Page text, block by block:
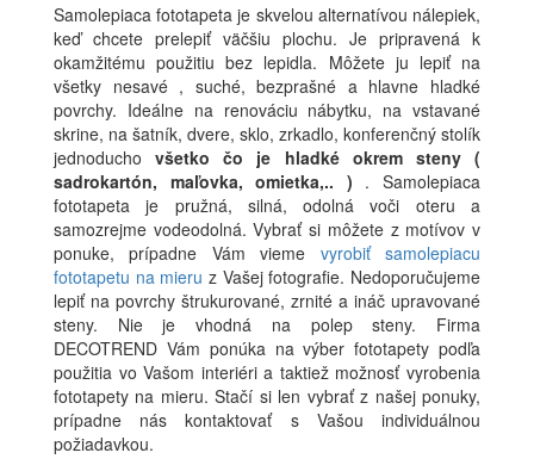
Samolepiaca fototapeta je skvelou alternatívou nálepiek,
keď chcete prelepiť väčšiu plochu. Je pripravená k
okamžitému použitiu bez lepidla. Môžete ju lepiť na
všetky nesavé , suché, bezprašné a hlavne hladké
povrchy. Ideálne na renováciu nábytku, na vstavané
skrine, na šatník, dvere, sklo, zrkadlo, konferenčný stolík
jednoduchovšetko čo je hladké okrem steny (
sadrokartón, maľovka, omietka,.. ) . Samolepiaca
fototapeta je pružná, silná, odolná voči oteru a
samozrejme vodeodolná. Vybrať si môžete z motívov v
ponuke, prípadne Vám vieme vyrobiť samolepiacu
fototapetu na mieru z Vašej fotografie. Nedoporučujeme
lepiť na povrchy štrukurované, zrnité a ináč upravované
steny. Nie je vhodná na polep steny. Firma
DECOTREND Vám ponúka na výber fototapety podľa
použitia vo Vašom interiéri a taktiež možnosť vyrobenia
fototapety na mieru. Stačí si len vybrať z našej ponuky,
prípadne nás kontaktovať s Vašou individuálnou
požiadavkou.